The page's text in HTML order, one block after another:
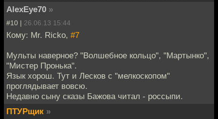
AlexEye70 »
#10 | 26.06.13 15:44
Кому: Mr. Ricko, #7
Мульты наверное? "Волшебное кольцо", "Мартынко",
"Мистер Пронька".
Язык хорош. Тут и Лесков с "мелкоскопом"
проглядывает вовсю.
Недавно сыну сказы Бажова читал - россыпи.
ПТУРщик »